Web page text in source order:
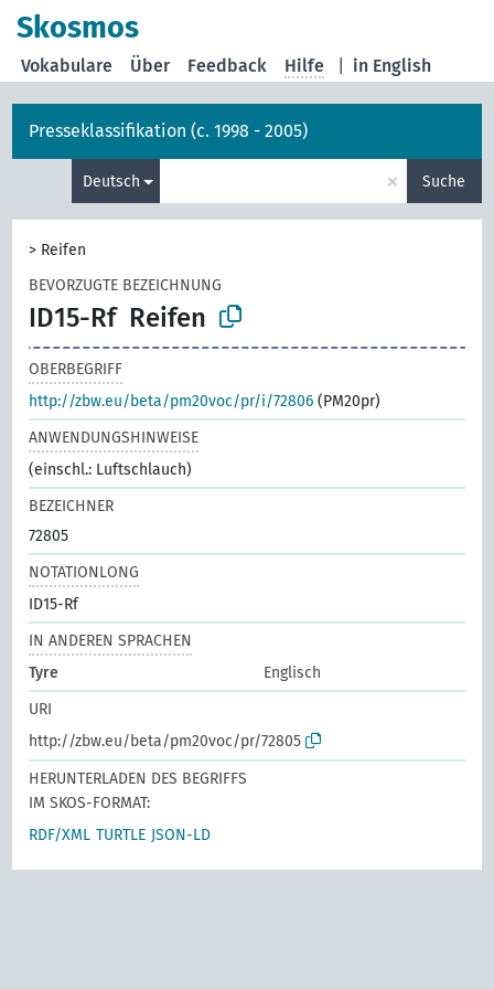
Skosmos
in English
Vokabulare Über Feedback Hilfe
Presseklassifikation (c. 1998 - 2005)
Deutsch × Suche
> Reifen
BEVORZUGTE BEZEICHNUNG
ID15-Rf Reifen
OBERBEGRIFF
http://zbw.eu/beta/pm20voc/pr/i/72806 (PM20pr)
ANWENDUNGSHINWEISE
(einschl.: Luftschlauch)
BEZEICHNER
72805
NOTATIONLONG
ID15-Rf
IN ANDEREN SPRACHEN
Tyre
Englisch
URI
http://zbw.eu/beta/pm20voc/pr/72805
HERUNTERLADEN DES BEGRIFFS
IM SKOS-FORMAT:
RDF/XML TURTLE JSON-LD